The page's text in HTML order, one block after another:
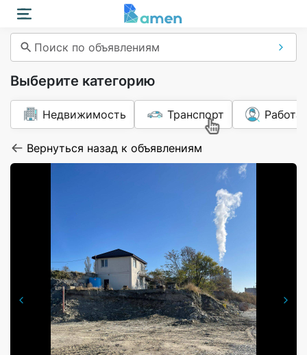
Поиск по объявлениям
Выберите категорию
Недвижимость Транспорт Работа
Вернуться назад к объявлениям